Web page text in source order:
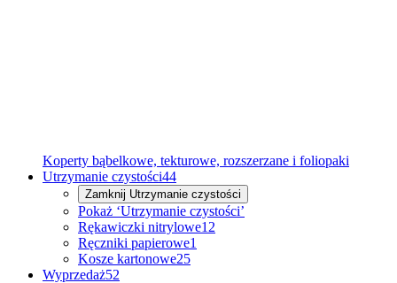
Koperty bąbelkowe, tekturowe, rozszerzane i foliopaki
Utrzymanie czystości44
Zamknij Utrzymanie czystości
Pokaż ‘Utrzymanie czystości’
Rękawiczki nitrylowe12
Ręczniki papierowe1
Kosze kartonowe25
Wyprzedaż52